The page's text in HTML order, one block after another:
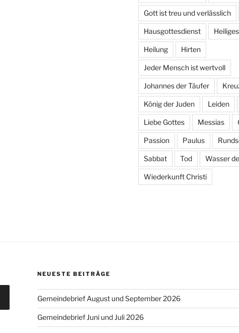
Gott ist treu und verlässlich
Hausgottesdienst
Heilung Hirten
Jeder Mensch ist wertvoll
Johannes der Täufer
König der Juden Leiden
Liebe Gottes Messias
Passion Paulus
Sabbat Tod Wasser
Wiederkunft Christi
NEUESTE BEITRÄGE
Gemeindebrief August und September 2026
Gemeindebrief Juni und Juli 2026